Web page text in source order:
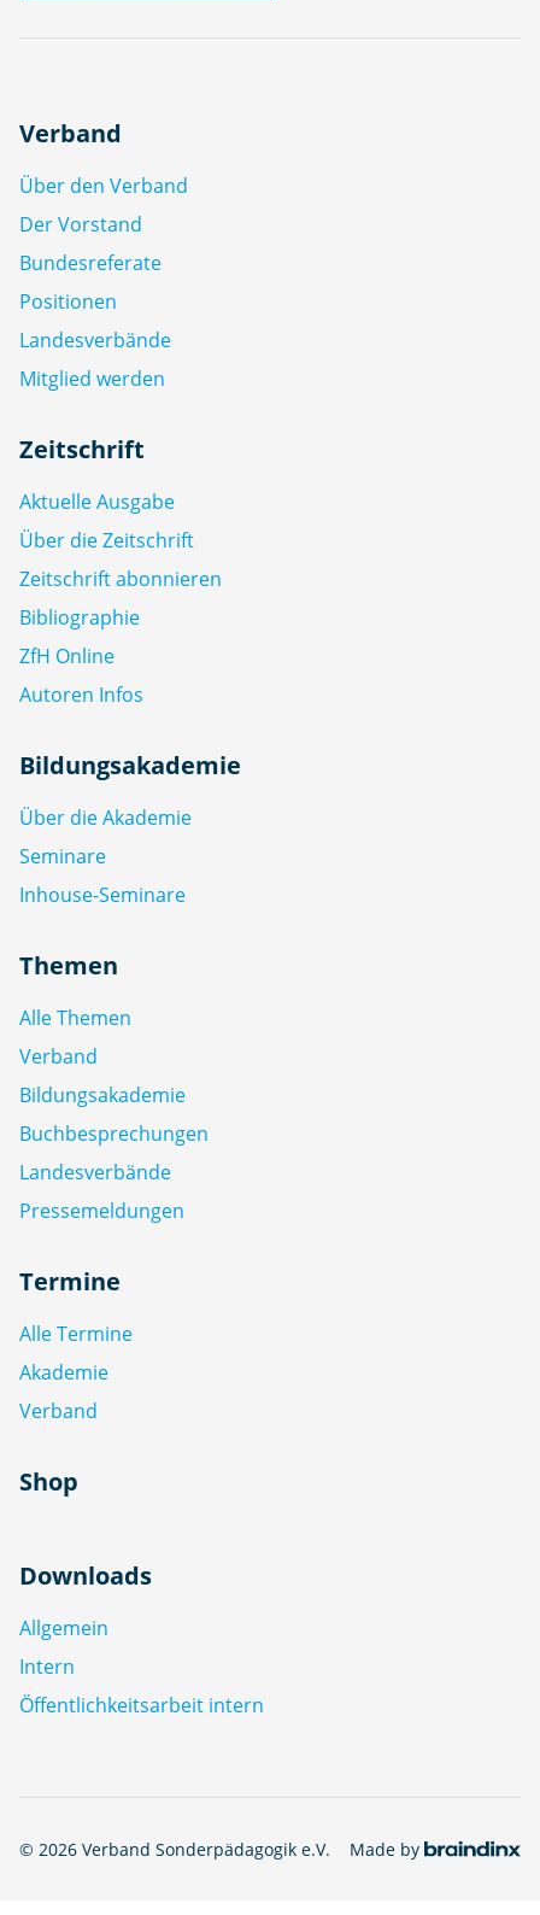
Verband
Über den Verband
Der Vorstand
Bundesreferate
Positionen
Landesverbände
Mitglied werden
Zeitschrift
Aktuelle Ausgabe
Über die Zeitschrift
Zeitschrift abonnieren
Bibliographie
ZfH Online
Autoren Infos
Bildungsakademie
Über die Akademie
Seminare
Inhouse-Seminare
Themen
Alle Themen
Verband
Bildungsakademie
Buchbesprechungen
Landesverbände
Pressemeldungen
Termine
Alle Termine
Akademie
Verband
Shop
Downloads
Allgemein
Intern
Öffentlichkeitsarbeit intern
© 2026 Verband Sonderpädagogik e.V. Made by